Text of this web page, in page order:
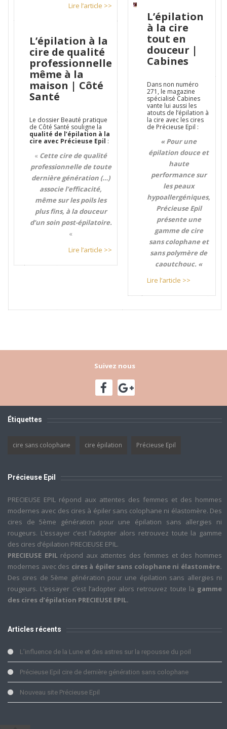
Lire l’article >>
L’épilation à la
cire de qualité
professionnelle
même à la
maison | Côté
Santé
Le dossier Beauté pratique
de Côté Santé souligne la
qualité de l’épilation à la
cire avec Précieuse Epil :
« Cette cire de qualité
professionnelle de toute
dernière génération (…)
associe l’efficacité,
même sur les poils les
plus fins, à la douceur
d’un soin post-épilatoire.
«
Lire l’article >>
L’épilation
à la cire
tout en
douceur |
Cabines
Dans non numéro
271, le magazine
spécialisé Cabines
vante lui aussi les
atouts de l’épilation à
la cire avec les cires
de Précieuse Epil :
« Pour une
épilation douce et
haute
performance sur
les peaux
hypoallergéniques,
Précieuse Epil
présente une
gamme de cire
sans colophane et
sans polymère de
caoutchouc. «
Lire l’article >>
Suivez nous
Étiquettes
cire sans colophane cire épilation Précieuse Epil
Précieuse Epil
PRECIEUSE EPIL répond aux attentes des femmes et des hommes
modernes avec des cires à épiler sans colophane ni élastomère. Des
cires de 5ème génération pour une épilation sans allergies ni
rougeurs. L’essayer c’est l’adopter alors retrouvez toute la gamme
des cires d’épilation PRECIEUSE EPIL.
PRECIEUSE EPIL répond aux attentes des femmes et des hommes
modernes avec des cires à épiler sans colophane ni élastomère.
Des cires de 5ème génération pour une épilation sans allergies ni
rougeurs. L’essayer c’est l’adopter alors retrouvez toute la gamme
des cires d’épilation PRECIEUSE EPIL.
Articles récents
L’influence de la Lune et des astres sur la repousse du poil
Précieuse Epil cire de dernière génération sans colophane
Nouveau site Précieuse Epil